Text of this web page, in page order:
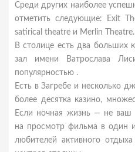
Среди других наиболее
отметить следующие: Exit
satirical theatre и Merlin Theatre.
В столице есть два больших
зал имени Ватрослава
популярностью .
Есть в Загребе и несколько
более десятка казино,
Если ночная жизнь ― не ваш
на просмотр фильма в один
любителей активного